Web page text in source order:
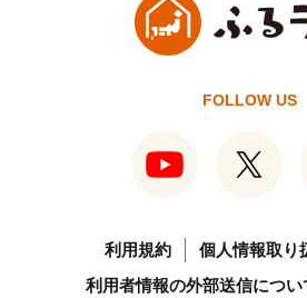
FOLLOW US
利用規約
個人情報取り
利用者情報の外部送信につい